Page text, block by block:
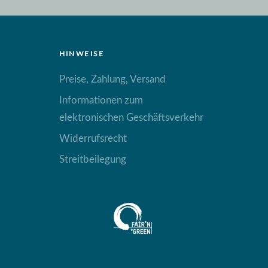
HINWEISE
Preise, Zahlung, Versand
Informationen zum
elektronischen Geschäftsverkehr
Widerrufsrecht
Streitbeilegung